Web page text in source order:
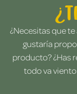
¿Necesitas que
gustaría
producto? ¿Has
todo va